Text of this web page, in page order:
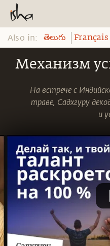
Also in: తెలుగు Français
Механизм
На встрече с
траве, Садхгуру
и